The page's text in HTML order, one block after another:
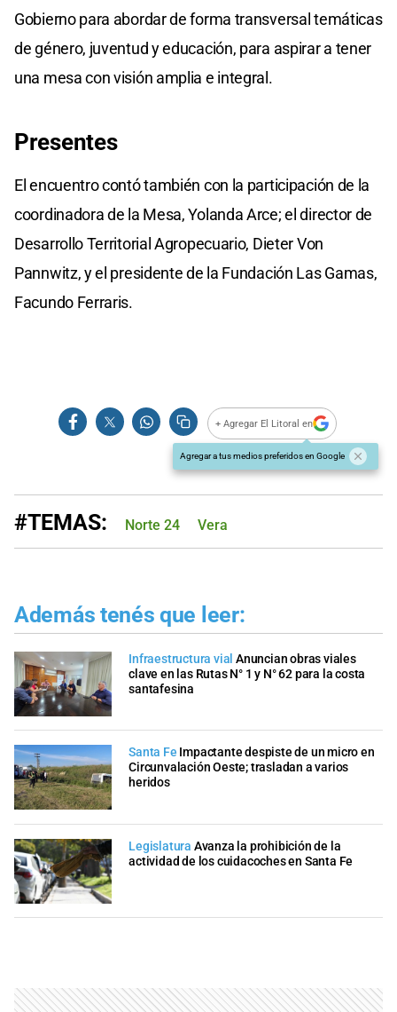
Gobierno para abordar de forma transversal temáticas
de género, juventud y educación, para aspirar a tener
una mesa con visión amplia e integral.
Presentes
El encuentro contó también con la participación de la
coordinadora de la Mesa, Yolanda Arce; el director de
Desarrollo Territorial Agropecuario, Dieter Von
Pannwitz, y el presidente de la Fundación Las Gamas,
Facundo Ferraris.
+ Agregar El Litoral en
Agregar a tus medios preferidos en Google
#TEMAS: Norte 24 Vera
Además tenés que leer:
Infraestructura vial Anuncian obras viales
clave en las Rutas N° 1 y N° 62 para la costa
santafesina
Santa Fe Impactante despiste de un micro en
Circunvalación Oeste; trasladan a varios
heridos
Legislatura Avanza la prohibición de la
actividad de los cuidacoches en Santa Fe